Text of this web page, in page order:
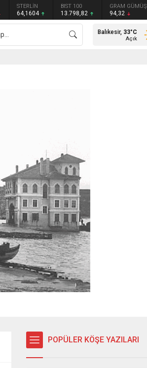
STERLİN
64,1604
BIST 100
13.798,82
GRAM GÜMÜŞ
94,32
Balıkesir, 33°C
Açık
POPÜLER KÖŞE YAZILARI